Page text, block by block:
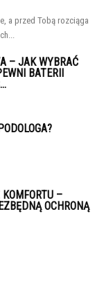
a przed Tobą rozciąga
– JAK WYBRAĆ
BATERII
–
OCHRONĄ